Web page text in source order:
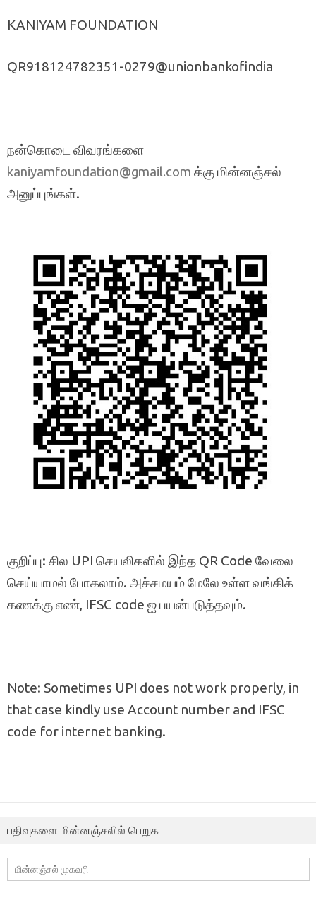
KANIYAM FOUNDATION
QR918124782351-0279@unionbankofindia
நன்கொடை விவரங்களை
kaniyamfoundation@gmail.com க்கு மின்னஞ்சல்
அனுப்புங்கள்.
குறிப்பு: சில UPI செயலிகளில் இந்த QR Code வேலை
செய்யாமல் போகலாம். அச்சமயம் மேலே உள்ள வங்கிக்
கணக்கு எண், IFSC code ஐ பயன்படுத்தவும்.
Note: Sometimes UPI does not work properly, in
that case kindly use Account number and IFSC
code for internet banking.
பதிவுகளை மின்னஞ்சலில் பெறுக
மின்னஞ்சல்
முகவரி